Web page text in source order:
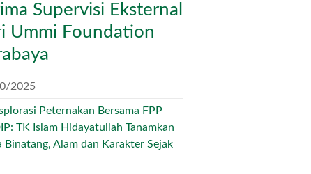
Supervisi Eksternal
Ummi Foundation
2025